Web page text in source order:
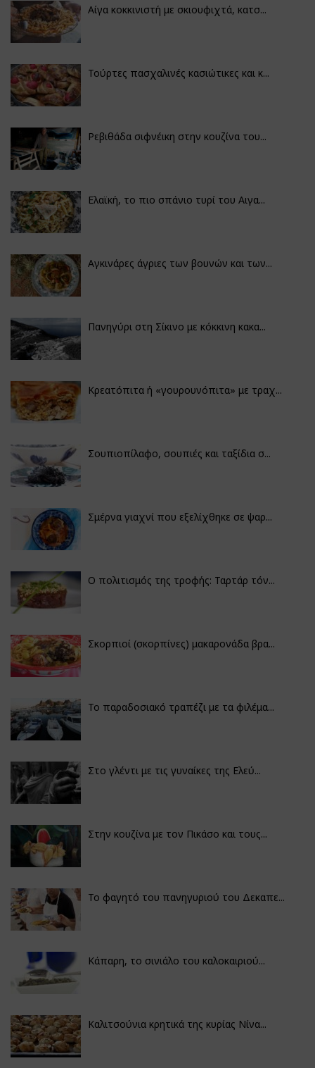
Αίγα κοκκινιστή με σκιουφιχτά, κατσ...
Τούρτες πασχαλινές κασιώτικες και κ...
Ρεβιθάδα σιφνέικη στην κουζίνα του...
Ελαϊκή, το πιο σπάνιο τυρί του Αιγα...
Αγκινάρες άγριες των βουνών και των...
Πανηγύρι στη Σίκινο με κόκκινη κακα...
Κρεατόπιτα ή «γουρουνόπιτα» με τραχ...
Σουπιοπίλαφο, σουπιές και ταξίδια σ...
Σμέρνα γιαχνί που εξελίχθηκε σε ψαρ...
Ο πολιτισμός της τροφής: Ταρτάρ τόν...
Σκορπιοί (σκορπίνες) μακαρονάδα βρα...
Το παραδοσιακό τραπέζι με τα φιλέμα...
Στο γλέντι με τις γυναίκες της Ελεύ...
Στην κουζίνα με τον Πικάσο και τους...
Το φαγητό του πανηγυριού του Δεκαπε...
Κάπαρη, το σινιάλο του καλοκαιριού...
Καλιτσούνια κρητικά της κυρίας Νίνα...